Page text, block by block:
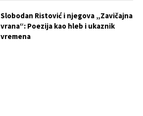
Slobodan Ristović i njegova „Zavičajna
vrana“: Poezija kao hleb i ukaznik
vremena